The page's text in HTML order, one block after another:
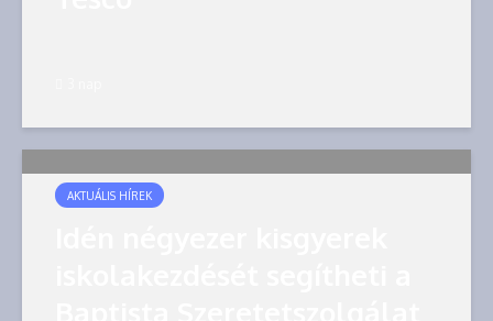
AKTUÁLIS HÍREK